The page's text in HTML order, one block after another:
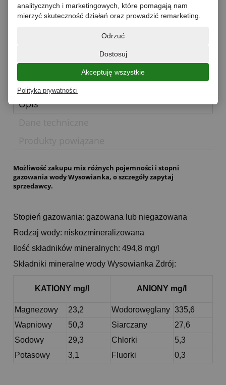
paleta
zapytaj o produkt poleć znajomemu
Opis
Możliwość zakupu mix różnych pojemności i stopni
gazowania wody Wysowianka, o szczegóły zapytaj
sprzedawcy.
Stopień gazowania: gazowana lub niegazowana
Rodzaj wody: niskozmineralizowana
Ilość składników mineralnych: 494,8 mg/l
Składniki mineralne wody Wysowianka Zdrój:
KATIONY mg/l ANIONY mg/l
Magnezowy 23,2 Wodorowęglany 335,6
Wapniowy
50,3 Siarczany
27,6
Sodowy
29,3 Chlorki
5,3
Potasowy
3,1 Fluorki 0,3
analitycznych i marketingowych, które pomagają nam
mierzyć skuteczność działań oraz prowadzić remarketing.
Odrzuć
Dostosuj
Akceptuję wszystkie
Polityka prywatności